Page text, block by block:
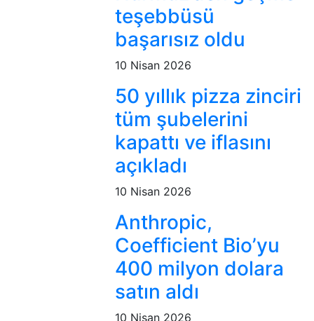
teşebbüsü
başarısız oldu
10 Nisan 2026
50 yıllık pizza zinciri
tüm şubelerini
kapattı ve iflasını
açıkladı
10 Nisan 2026
Anthropic,
Coefficient Bio’yu
400 milyon dolara
satın aldı
10 Nisan 2026